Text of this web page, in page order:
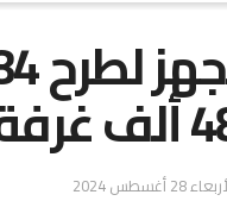
28 أغسطس 2024